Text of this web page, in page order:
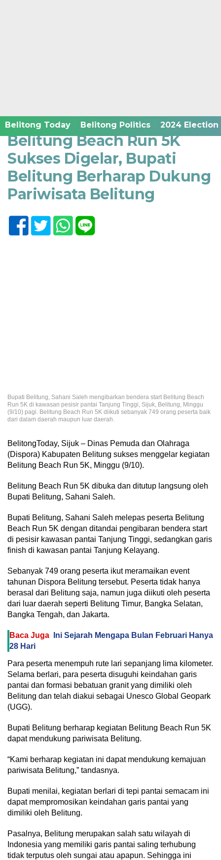
Belitong Today Belitong Politics 2024 Election
Minggu, 9 Oktober 2022 - 18:34 WIB
Belitung Beach Run 5K
Sukses Digelar, Bupati
Belitung Berharap Dukung
Pariwisata Belitung
Bupati Belitung, Sahani Saleh mengibarkan bendera start Belitung Beach
Run 5K di kawasan pesisir pantai Tanjung Tinggi, Sijuk, Belitung, Minggu
(9/10) pagi. Belitung Beach Run 5K diikuti sebanyak 749 orang peserta baik
dari dalam daerah maupun luar daerah.
BelitongToday, Sijuk – Dinas Pemuda dan Olahraga
(Dispora) Kabupaten Belitung sukses menggelar kegiatan
Belitung Beach Run 5K, Minggu (9/10).
Belitung Beach Run 5K dibuka dan ditutup langsung oleh
Bupati Belitung, Sahani Saleh.
Bupati Belitung, Sahani Saleh melepas peserta Belitung
Beach Run 5K dengan ditandai pengibaran bendera start
di pesisir kawasan pantai Tanjung Tinggi, sedangkan garis
finish di kawasan pantai Tanjung Kelayang.
Sebanyak 749 orang peserta ikut meramaikan event
tahunan Dispora Belitung tersebut. Peserta tidak hanya
berasal dari Belitung saja, namun juga diikuti oleh peserta
dari luar daerah seperti Belitung Timur, Bangka Selatan,
Bangka Tengah, dan Jakarta.
Baca Juga
Ini Sejarah Mengapa Bulan Februari Hanya
28 Hari
Para peserta menempuh rute lari sepanjang lima kilometer.
Selama berlari, para peserta disuguhi keindahan garis
pantai dan formasi bebatuan granit yang dimiliki oleh
Belitung dan telah diakui sebagai Unesco Global Geopark
(UGG).
Bupati Belitung berharap kegiatan Belitung Beach Run 5K
dapat mendukung pariwisata Belitung.
“Kami berharap kegiatan ini dapat mendukung kemajuan
pariwisata Belitung,” tandasnya.
Bupati menilai, kegiatan berlari di tepi pantai semacam ini
dapat mempromosikan keindahan garis pantai yang
dimiliki oleh Belitung.
Pasalnya, Belitung merupakan salah satu wilayah di
Indonesia yang memiliki garis pantai saling terhubung
tidak terputus oleh sungai atau apapun. Sehingga ini